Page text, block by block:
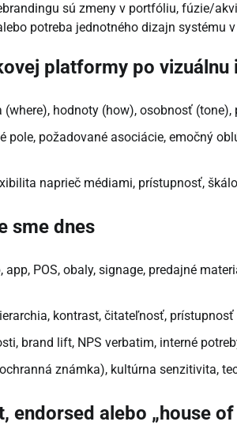
sú zmeny v portfóliu, fúzie/
potreba jednotného dizajn systému
platformy po vizuálnu
(where), hodnoty (how), osobnosť
pole, požadované asociácie, emočný
naprieč médiami, prístupnosť,
sme dnes
app, POS, obaly, signage, predajné
kontrast, čitateľnosť, prístupnosť
brand lift, NPS verbatim, interné
známka), kultúrna senzitivita,
alebo „house of